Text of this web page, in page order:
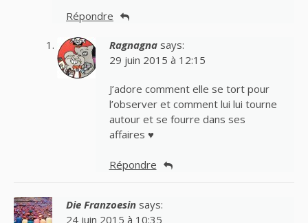
Répondre
Ragnagna says:
29 juin 2015 à 12:15
J’adore comment elle se tort pour
l’observer et comment lui lui tourne
autour et se fourre dans ses
affaires ♥
Répondre
Die Franzoesin says:
24 juin 2015 à 10:35